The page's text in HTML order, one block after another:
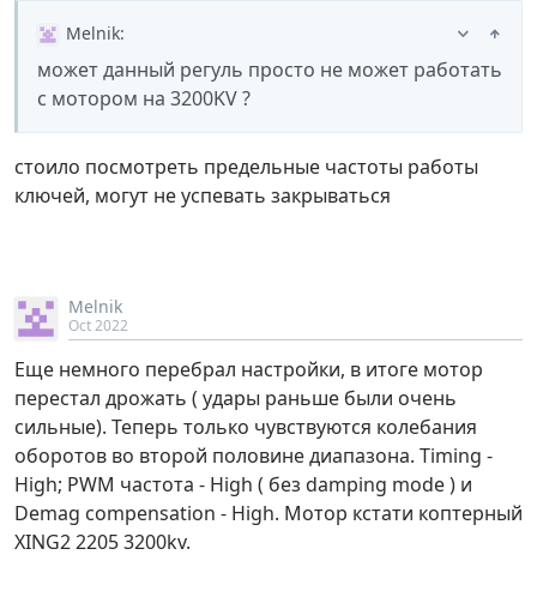
Melnik:
может данный регуль просто не может работать
с мотором на 3200KV ?
стоило посмотреть предельные частоты работы
ключей, могут не успевать закрываться
Melnik
Oct 2022
Еще немного перебрал настройки, в итоге мотор
перестал дрожать ( удары раньше были очень
сильные). Теперь только чувствуются колебания
оборотов во второй половине диапазона. Timing -
High; PWM частота - High ( без damping mode ) и
Demag compensation - High. Мотор кстати коптерный
XING2 2205 3200kv.